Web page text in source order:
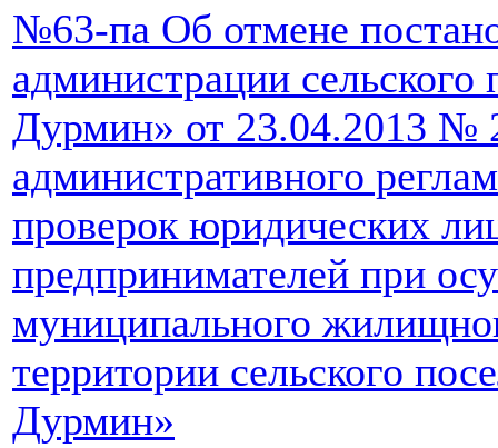
№63-па Об отмене
администрации
Дурмин» от 23.04.2013 №
административного
проверок юридических
предпринимателей при
муниципального
территории сельского
Дурмин»